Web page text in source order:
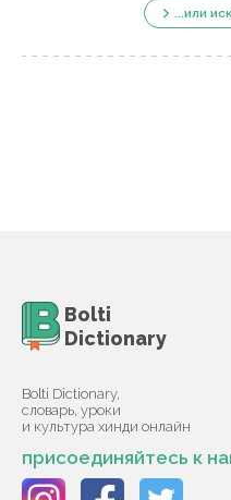
...или
Bolti
Dictionary
Bolti Dictionary,
словарь, уроки
и культура хинди онлайн
присоединяйтесь к